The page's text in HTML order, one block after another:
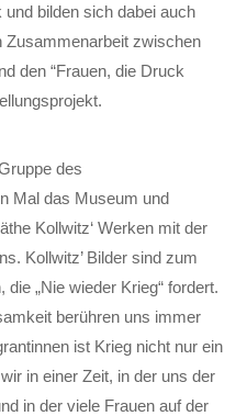
bilden sich dabei auch
Zusammen­arbeit zwischen
den “Frauen, die Druck
des
Mal das Museum und
Kollwitz‘ Werken mit der
Kollwitz’ Bilder sind zum
„Nie wieder Krieg“ fordert.
berühren uns immer
ist Krieg nicht nur ein
in einer Zeit, in der uns der
in der viele Frauen auf der